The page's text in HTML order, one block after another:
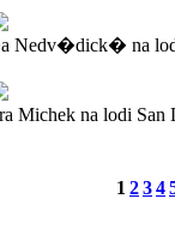
Nedv�dick� na
Michek na lodi San
1 234